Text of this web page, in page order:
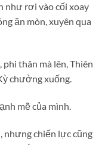
như rơi vào cối xoay
ăn mòn, xuyên qua
thân mà lên, Thiên
chưởng xuống.
mẽ của mình.
nhưng chiến lực cũng